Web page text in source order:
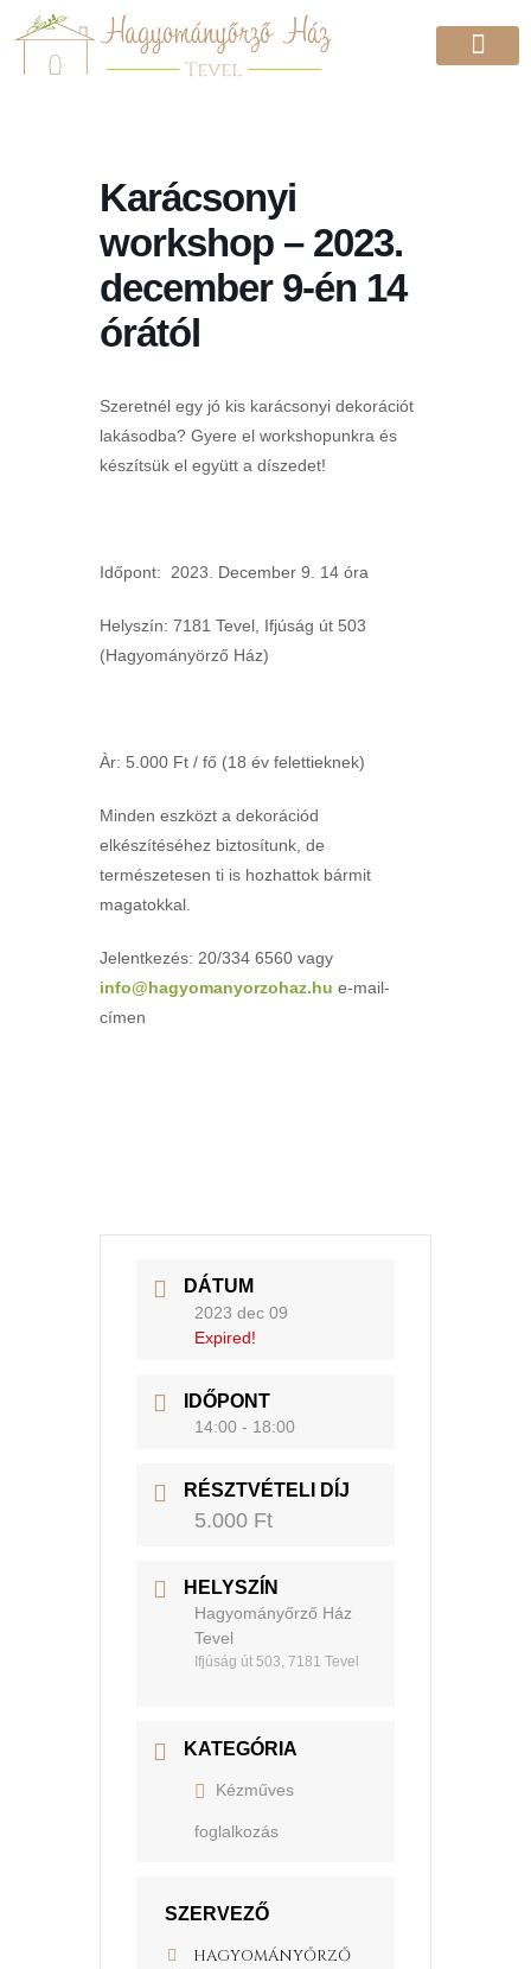
Karácsonyi
workshop – 2023.
december 9-én 14
órától
Szeretnél egy jó kis karácsonyi dekorációt
lakásodba? Gyere el workshopunkra és
készítsük el együtt a díszedet!
Időpont: 2023. December 9. 14 óra
Helyszín: 7181 Tevel, Ifjúság út 503
(Hagyományörző Ház)
Àr: 5.000 Ft / fő (18 év felettieknek)
Minden eszközt a dekorációd
elkészítéséhez biztosítunk, de
természetesen ti is hozhattok bármit
magatokkal.
Jelentkezés: 20/334 6560 vagy
info@hagyomanyorzohaz.hu e-mail-
címen
DÁTUM
2023 dec 09
Expired!
IDŐPONT
14:00 - 18:00
RÉSZTVÉTELI DÍJ
5.000 Ft
HELYSZÍN
Hagyományőrző Ház
Tevel
Ifjúság út 503, 7181 Tevel
KATEGÓRIA
Kézműves
foglalkozás
SZERVEZŐ
HAGYOMÁNYŐRZŐ